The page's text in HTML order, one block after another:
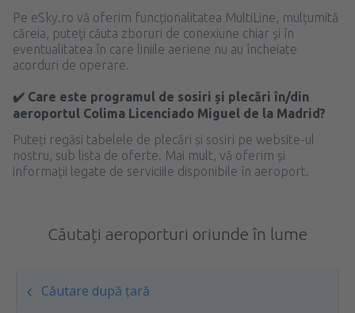
Pe eSky.ro vă oferim funcționalitatea MultiLine, mulțumită
căreia, puteți căuta zboruri de conexiune chiar și în
eventualitatea în care liniile aeriene nu au încheiate
acorduri de operare.
✔️ Care este programul de sosiri și plecări în/din
aeroportul Colima Licenciado Miguel de la Madrid?
Puteți regăsi tabelele de plecări și sosiri pe website-ul
nostru, sub lista de oferte. Mai mult, vă oferim și
informații legate de serviciile disponibile în aeroport.
Căutați aeroporturi oriunde în lume
Căutare după țară